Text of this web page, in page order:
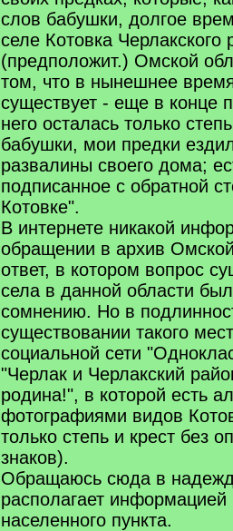
слов бабушки, долгое
селе Котовка Черлакского
(предположит.) Омской
том, что в нынешнее
существует - еще в конце
него осталась только
бабушки, мои предки
развалины своего дома;
подписанное с обратной
Котовке".
В интернете никакой
обращении в архив
ответ, в котором вопрос
села в данной области
сомнению. Но в
существовании такого
социальной сети
"Черлак и Черлакский
родина!", в которой есть
фотографиями видов
только степь и крест без
знаков).
Обращаюсь сюда в
располагает информацией
населенного пункта.